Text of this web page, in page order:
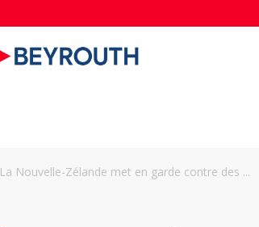
La Nouvelle-Zélande met en garde contre des ...